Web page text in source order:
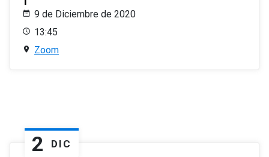
9 de Diciembre de 2020
13:45
Zoom
2 DIC